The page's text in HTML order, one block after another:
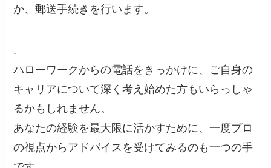
か、郵送手続きを行います。
.
ハローワークからの電話をきっかけに、ご自身の
キャリアについて深く考え始めた方もいらっしゃ
るかもしれません。
あなたの経験を最大限に活かすために、一度プロ
の視点からアドバイスを受けてみるのも一つの手